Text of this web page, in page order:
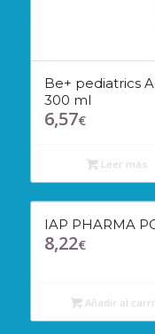
Be+ pediatrics
300 ml
6,57€
Leer más
IAP PHARMA
8,22€
Añadir al